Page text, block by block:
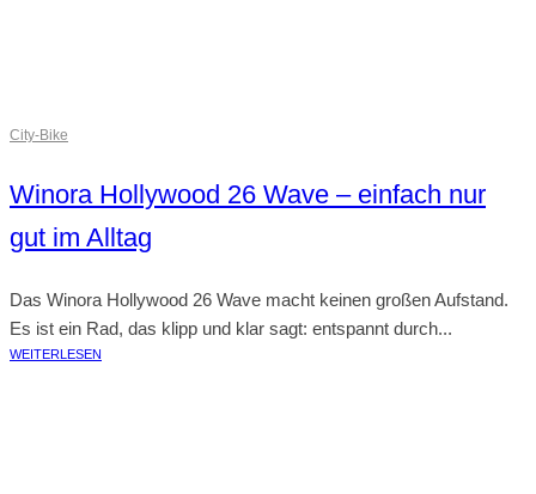
City-Bike
Winora Hollywood 26 Wave – einfach nur
gut im Alltag
Das Winora Hollywood 26 Wave macht keinen großen Aufstand.
Es ist ein Rad, das klipp und klar sagt: entspannt durch...
WEITERLESEN